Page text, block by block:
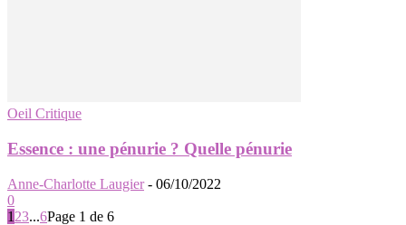
Oeil Critique
Essence : une pénurie ? Quelle pénurie
Anne-Charlotte Laugier - 06/10/2022
0
1 23...6Page 1 de 6